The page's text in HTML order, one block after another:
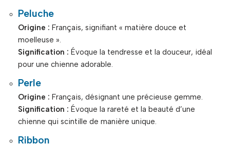
Peluche
Origine : Français, signifiant « matière douce et
moelleuse ».
Signification : Évoque la tendresse et la douceur, idéal
pour une chienne adorable.
Perle
Origine : Français, désignant une précieuse gemme.
Signification : Évoque la rareté et la beauté d’une
chienne qui scintille de manière unique.
Ribbon